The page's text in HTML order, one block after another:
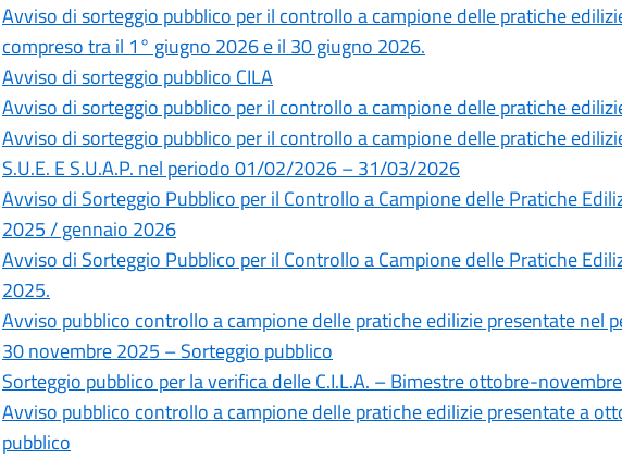
Avviso di sorteggio pubblico per il controllo a campione delle pratiche
compreso tra il 1° giugno 2026 e il 30 giugno 2026.
Avviso di sorteggio pubblico CILA
Avviso di sorteggio pubblico per il controllo a campione delle pratiche
Avviso di sorteggio pubblico per il controllo a campione delle pratiche
S.U.E. E S.U.A.P. nel periodo 01/02/2026 – 31/03/2026
Avviso di Sorteggio Pubblico per il Controllo a Campione delle Pratiche
2025 / gennaio 2026
Avviso di Sorteggio Pubblico per il Controllo a Campione delle Pratiche
2025.
Avviso pubblico controllo a campione delle pratiche edilizie presentate nel
30 novembre 2025 – Sorteggio pubblico
Sorteggio pubblico per la verifica delle C.I.L.A. – Bimestre ottobre-
Avviso pubblico controllo a campione delle pratiche edilizie presentate a
pubblico